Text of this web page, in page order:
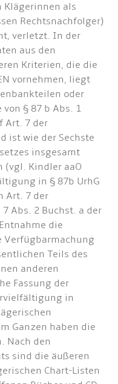
Klägerinnen als
Rechtsnachfolger)
verletzt. In der
aus den
Kriterien, die die
vornehmen, liegt
oder
§ 87 b Abs. 1
Art. 7 der
ist wie der Sechste
insgesamt
Kindler aaO
in § 87b UrhG
Art. 7 der
Abs. 2 Buchst. a der
die
Verfügbarmachung
Teils des
anderen
Fassung der
in
Ganzen haben die
Nach den
sind die äußeren
Chart-Listen